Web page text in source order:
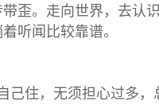
歪。走向世界，去认
听闻比较靠谱。
己住，无须担心过多，